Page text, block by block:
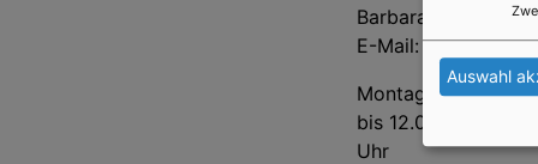
Barbara Hofmann
E-Mail:
Montag, Mittwoch,
bis 12.00 Uhr und
Uhr
Auswahl